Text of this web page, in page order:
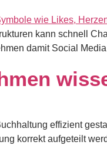
kann schnell
damit Social
effizient
korrekt aufgeteilt